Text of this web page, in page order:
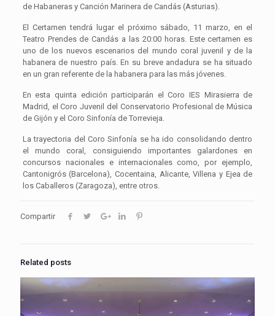
de Habaneras y Canción Marinera de Candás (Asturias).
El Certamen tendrá lugar el próximo sábado, 11 marzo, en el
Teatro Prendes de Candás a las 20:00 horas. Este certamen es
uno de los nuevos escenarios del mundo coral juvenil y de la
habanera de nuestro país. En su breve andadura se ha situado
en un gran referente de la habanera para las más jóvenes.
En esta quinta edición participarán el Coro IES Mirasierra de
Madrid, el Coro Juvenil del Conservatorio Profesional de Música
de Gijón y el Coro Sinfonía de Torrevieja.
La trayectoria del Coro Sinfonía se ha ido consolidando dentro
el mundo coral, consiguiendo importantes galardones en
concursos nacionales e internacionales como, por ejemplo,
Cantonigrós (Barcelona), Cocentaina, Alicante, Villena y Ejea de
los Caballeros (Zaragoza), entre otros.
Compartir
Related posts